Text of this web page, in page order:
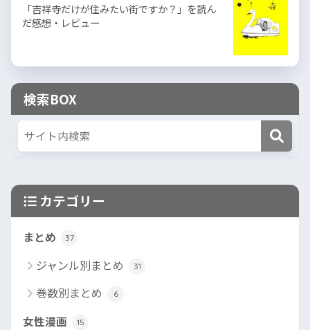
「吉祥寺だけが住みたい街ですか？」を読ん
だ感想・レビュー
検索BOX
カテゴリー
まとめ 37
ジャンル別まとめ 31
巻数別まとめ 6
女性漫画 15